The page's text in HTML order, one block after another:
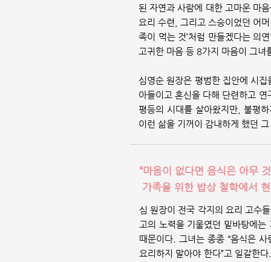
된 자연과 사람에 대한 고마운 마
요리 수련, 그리고 스승이었던 어
족이 먹는 것’처럼 만들겠다는 의
고귀한 마음 등 8가지 마음이 그
심영순 원장은 평범한 집안에 시집
아들이고 혼신을 다해 단련하고
평등의 시대를 살아왔지만, 불평
이런 삶을 기꺼이 감내하게 했던
“마음이 없다면 음식은 아무
가족을 위한 밥상 철학에서
심 원장이 전국 각지의 요리 고수
고의 노력을 기울였던 밑바탕에는
때문이다. 그녀는 종종 “음식은
요리하지 말아야 한다”고 일갈한